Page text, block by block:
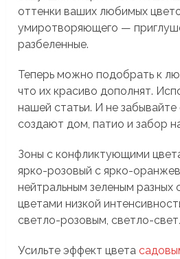
оттенки ваших любимых
умиротворяющего —
разбеленные.
Теперь можно подобрать к
что их красиво дополнят.
нашей статьи. И не
создают дом, патио и забор
Зоны с конфликтующими
ярко-розовый с ярко-
нейтральным зеленым разных
цветами низкой
светло-розовым, светло-
Усильте эффект цвета